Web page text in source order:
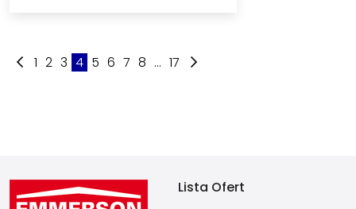
1 2 3 4 5 6 7 8 ... 17
Lista Ofert